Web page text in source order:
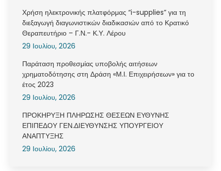
Χρήση ηλεκτρονικής πλατφόρμας “i-supplies” για τη
διεξαγωγή διαγωνιστικών διαδικασιών από το Κρατικό
Θεραπευτήριο – Γ.Ν.- Κ.Υ. Λέρου
29 Ιουλίου, 2026
Παράταση προθεσμίας υποβολής αιτήσεων
χρηματοδότησης στη Δράση «Μ.Ι. Επιχειρήσεων» για το
έτος 2023
29 Ιουλίου, 2026
ΠΡΟΚΗΡΥΞΗ ΠΛΗΡΩΣΗΣ ΘΕΣΕΩΝ ΕΥΘΥΝΗΣ
ΕΠΙΠΕΔΟΥ ΓΕΝ.ΔΙΕΥΘΥΝΣΗΣ ΥΠΟΥΡΓΕΙΟΥ
ΑΝΑΠΤΥΞΗΣ
29 Ιουλίου, 2026